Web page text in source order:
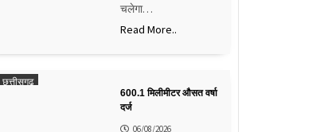
चलेगा…
Read More..
छत्तीसगढ़
600.1 मिलीमीटर औसत वर्षा
दर्ज
06/08/2026